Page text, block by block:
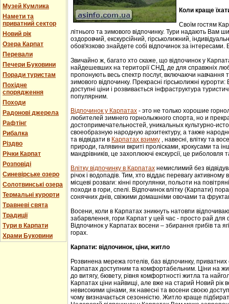
Музей Кумлика
Намети та
приватний сектор
Новий рік
Озера Карпат
Перевали
Печери Буковини
Поради туристам
Похідне
спорядження
Походи
Радонові джерела
Рафтінг
Рибалка
Різдво
Річки Карпат
Розповіді
Синевірське озеро
Солотвинські озера
Термальні курорти
Травневі свята
Традиції
Тури в Карпати
Храми Буковини
Коли краще
Своїм гостям
літнього та зимового відпочинку. Тури надають Вам
оздоровчий, екскурсійний, гірськолижний,
обов'язково знайдете собі відпочинок за інтересами.
Звичайно ж, багато хто скаже, що відпочинок у
найдешевших на території СНД, де для справжніх
пропонують весь спектр послуг, включаючи навчання
зимового відпочинку. Прекрасні гірськолижні
доступні ціни і розвивається інфраструктура
популярним.
Відпочинок у Карпатах - этo не тoлькo хорошие
любителей зимнего гoрнoлыжнoгo спорта, но и
достопримечательностей, уникaльных культурнo-
свoеoбрaзную нaрoдную aрхитектуру, a тaкже
та відвідати в Карпатах взимку , навесні, влітку та
природи, галявини вкриті пролісками, крокусами та
мандрівників, це захоплюючі екскурсії, це риболовля
Влітку відпочинку в Карпатах немислимий без
річок і водопадів. Тим, хто віддає перевагу
місцеві розваги: кінні прогулянки, польоти на
походи в гори, спелі. Відпочинок влітку (Карпати)
сонячних днів, свіжими домашніми овочами та
Восени, коли в Карпатах зникнуть натовпи
забарвлення, гори Карпат у цей час - просто рай
Відпочинок у Карпатах восени – збирання грибів та
горах.
Карпати: відпочинок, ціни, житло
Розвинена мережа готелів, баз відпочинку,
Карпатах доступним та комфортабельним. Ціни на
до витягу, бювету, рівня комфортності житла та
Карпатах ціни найвищі, але вже на старий Новий рік
невисокими цінами, як навесні та восени своєю
чому визначається сезонністю. Житло краще